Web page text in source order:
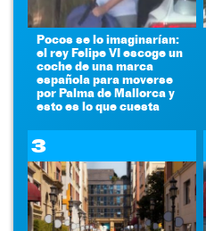
Pocos se lo imaginarían:
el rey Felipe VI escoge un
coche de una marca
española para moverse
por Palma de Mallorca y
esto es lo que cuesta
3